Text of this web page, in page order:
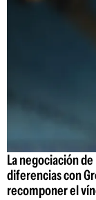
La negociación
diferencias con
recomponer el